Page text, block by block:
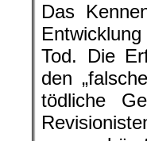
Das
Tod. Die
den
tödliche